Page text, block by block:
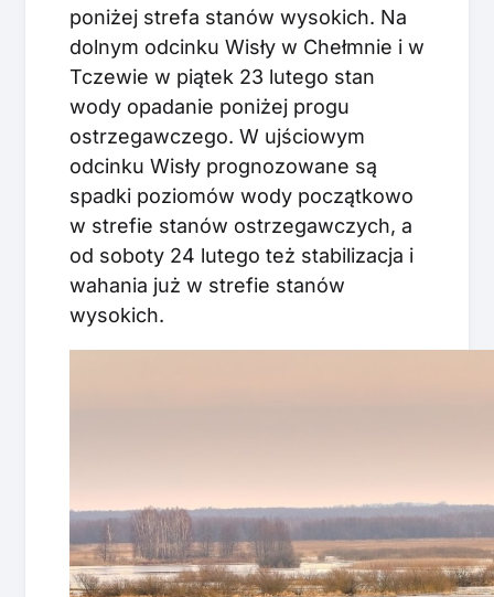
poniżej strefa stanów wysokich. Na
dolnym odcinku Wisły w Chełmnie i w
Tczewie w piątek 23 lutego stan
wody opadanie poniżej progu
ostrzegawczego. W ujściowym
odcinku Wisły prognozowane są
spadki poziomów wody początkowo
w strefie stanów ostrzegawczych, a
od soboty 24 lutego też stabilizacja i
wahania już w strefie stanów
wysokich.